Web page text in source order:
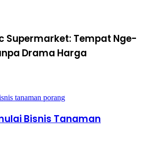
Supermarket: Tempat Nge-
Drama Harga
Bisnis Tanaman